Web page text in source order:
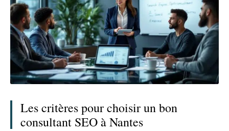
Les critères pour choisir un bon
consultant SEO à Nantes